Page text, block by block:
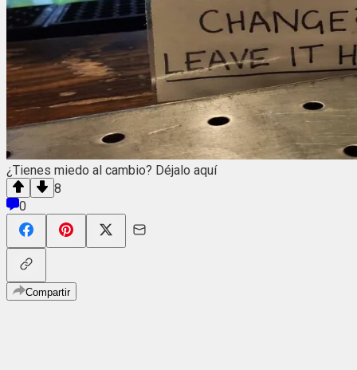
¿Tienes miedo al cambio? Déjalo aquí
8
0
Compartir